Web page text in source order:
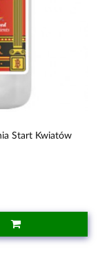
Start Kwiatów